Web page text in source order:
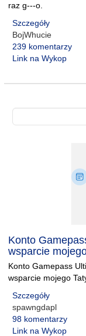
raz g---o.
Szczegóły
BojWhucie
239 komentarzy
Link na Wykop
Konto
wsparcie
Konto Gamepass
wsparcie mojego
Szczegóły
spawngdapl
98 komentarzy
Link na Wykop